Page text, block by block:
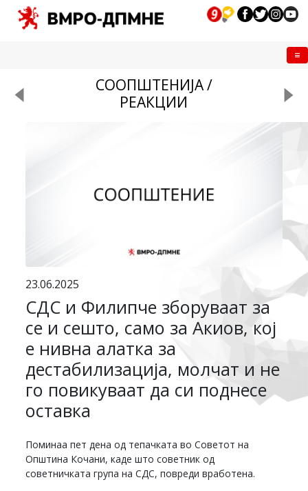
СООПШТЕНИЈА /
РЕАКЦИИ
23.06.2025
СДС и Филипче зборуваат за
се и сешто, само за Акиов, кој
е нивна алатка за
дестабилизација, молчат и не
го повикуваат да си поднесе
оставка
Поминаа пет дена од тепачката во Советот на
Општина Кочани, каде што советник од
советничката група на СДС, повреди вработена.